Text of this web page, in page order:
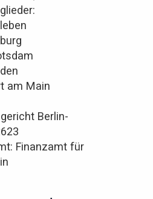
am Main
Berlin-
Finanzamt für